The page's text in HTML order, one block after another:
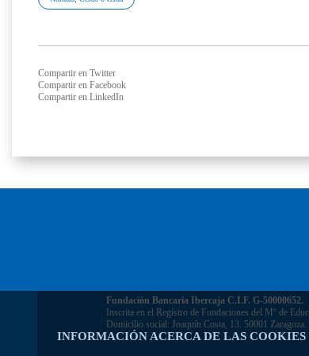
INFORMACIÓN ACERCA DE LAS
Compartir en Twitter
Compartir en Facebook
Compartir en LinkedIn
Fundación Bancaria Ibercaja C.I.F. G-50000652.
Inscrita en el Registro de Fundaciones del Mº de
Domicilio social: Joaquín Costa, 13. 50001 Zaragoza.